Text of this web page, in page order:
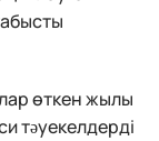
өткен жылы
тәуекелдерді